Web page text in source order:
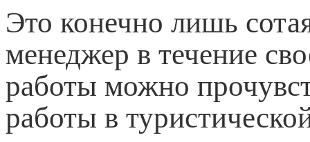
Это конечно лишь
менеджер в течение
работы можно
работы в